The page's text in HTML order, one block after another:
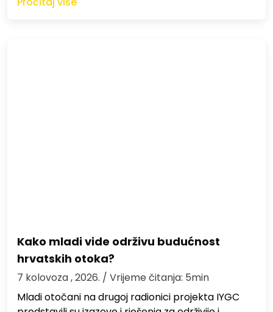
Kako mladi vide održivu budućnost
hrvatskih otoka?
7 kolovoza , 2026. / Vrijeme čitanja: 5min
Mladi otočani na drugoj radionici projekta IYGC